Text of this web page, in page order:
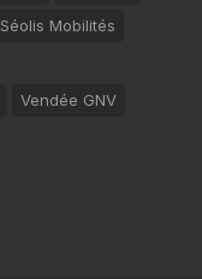
Séolis Mobilités
Vendée GNV